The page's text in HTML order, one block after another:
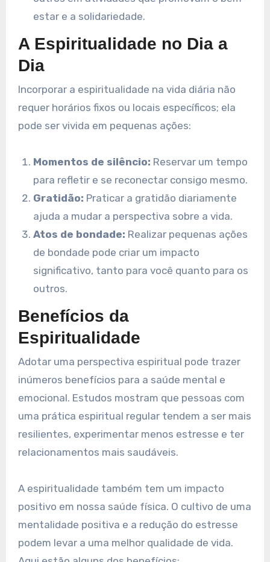
estar e a solidariedade.
A Espiritualidade no Dia a
Dia
Incorporar a espiritualidade na vida diária não
requer horários fixos ou locais específicos; ela
pode ser vivida em pequenas ações:
Momentos de silêncio: Reservar um tempo
para refletir e se reconectar consigo mesmo.
Gratidão: Praticar a gratidão diariamente
ajuda a mudar a perspectiva sobre a vida.
Atos de bondade: Realizar pequenas ações
de bondade pode criar um impacto
significativo, tanto para você quanto para os
outros.
Benefícios da
Espiritualidade
Adotar uma perspectiva espiritual pode trazer
inúmeros benefícios para a saúde mental e
emocional. Estudos mostram que pessoas com
uma prática espiritual regular tendem a ser mais
resilientes, experimentar menos estresse e ter
relacionamentos mais saudáveis.
A espiritualidade também tem um impacto
positivo em nossa saúde física. O cultivo de uma
mentalidade positiva e a redução do estresse
podem levar a uma melhor qualidade de vida.